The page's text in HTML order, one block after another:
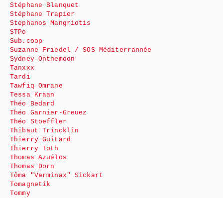
Stéphane Blanquet
Stéphane Trapier
Stephanos Mangriotis
STPo
Sub.coop
Suzanne Friedel / SOS Méditerrannée
Sydney Onthemoon
Tanxxx
Tardi
Tawfiq Omrane
Tessa Kraan
Théo Bedard
Théo Garnier-Greuez
Théo Stoeffler
Thibaut Trincklin
Thierry Guitard
Thierry Toth
Thomas Azuélos
Thomas Dorn
Tôma "Verminax" Sickart
Tomagnetik
Tommy